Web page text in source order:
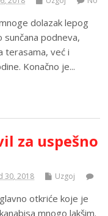
dolazak lepog
sunčana podneva,
terasama, već i
Konačno je...
za uspešno
30, 2018
Uzgoj
otkriće koje je
mnogo lakšim.